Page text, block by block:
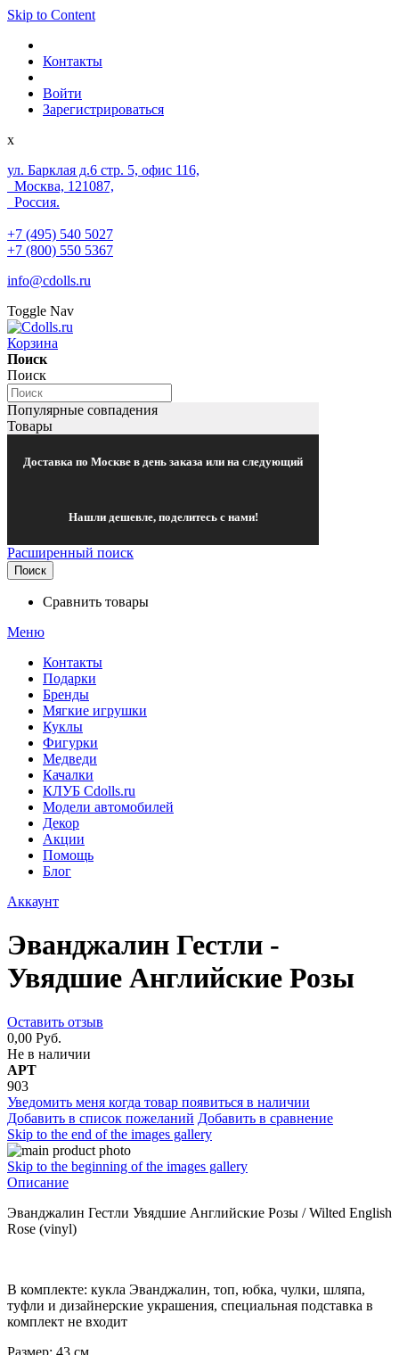
Skip to Content
Контакты
Войти
Зарегистрироваться
x
ул. Барклая д.6 стр. 5, офис 116,
Москва, 121087,
Россия.
+7 (495) 540 5027
+7 (800) 550 5367
info@cdolls.ru
Toggle Nav
Корзина
Поиск
Поиск
Популярные совпадения
Товары
Доставка по Москве в день заказа или на следующий
Нашли дешевле, поделитесь с нами!
Расширенный поиск
Поиск
Сравнить товары
Меню
Контакты
Подарки
Бренды
Мягкие игрушки
Куклы
Фигурки
Медведи
Качалки
КЛУБ Cdolls.ru
Модели автомобилей
Декор
Акции
Помощь
Блог
Аккаунт
Эванджалин Гестли -
Увядшие Английские Розы
Оставить отзыв
0,00 Руб.
Не в наличии
АРТ
903
Уведомить меня когда товар появиться в наличии
Добавить в список пожеланий Добавить в сравнение
Skip to the end of the images gallery
Skip to the beginning of the images gallery
Описание
Эванджалин Гестли Увядшие Английские Розы / Wilted English
Rose (vinyl)
В комплекте: кукла Эванджалин, топ, юбка, чулки, шляпа,
туфли и дизайнерские украшения, специальная подставка в
комплект не входит
Размер: 43 см